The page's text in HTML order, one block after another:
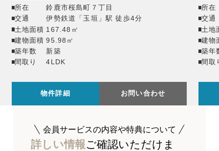
所在
鈴鹿市桜島町７丁目
交通
伊勢鉄道「玉垣」駅 徒歩4分
土地面積 167.48㎡
建物面積 95.98㎡
築年数
新築
間取り
4LDK
物件詳細 お問い合わせ
所在
交通
土地
建物
築年
間取
会員サービスの内容や特典について
詳しい情報ご確認いただけま